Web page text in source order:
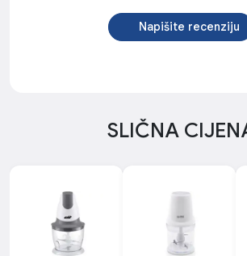
Napišite recenziju
SLIČNA